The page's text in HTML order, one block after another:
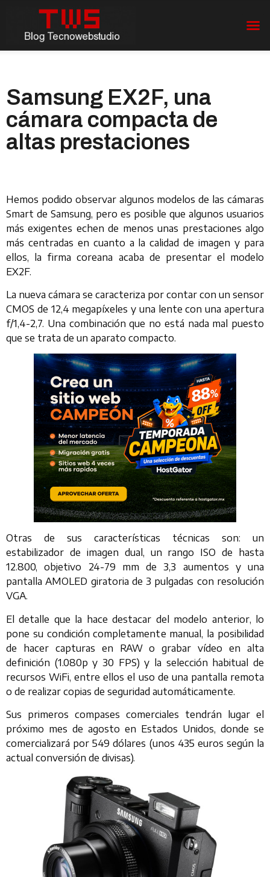
Samsung EX2F, una
cámara compacta de
altas prestaciones
Hemos podido observar algunos modelos de las cámaras
Smart de Samsung, pero es posible que algunos usuarios
más exigentes echen de menos unas prestaciones algo
más centradas en cuanto a la calidad de imagen y para
ellos, la firma coreana acaba de presentar el modelo
EX2F.
La nueva cámara se caracteriza por contar con un sensor
CMOS de 12,4 megapíxeles y una lente con una apertura
f/1,4-2,7. Una combinación que no está nada mal puesto
que se trata de un aparato compacto.
Otras de sus características técnicas son: un
estabilizador de imagen dual, un rango ISO de hasta
12.800, objetivo 24-79 mm de 3,3 aumentos y una
pantalla AMOLED giratoria de 3 pulgadas con resolución
VGA.
El detalle que la hace destacar del modelo anterior, lo
pone su condición completamente manual, la posibilidad
de hacer capturas en RAW o grabar vídeo en alta
definición (1.080p y 30 FPS) y la selección habitual de
recursos WiFi, entre ellos el uso de una pantalla remota
o de realizar copias de seguridad automáticamente.
Sus primeros compases comerciales tendrán lugar el
próximo mes de agosto en Estados Unidos, donde se
comercializará por 549 dólares (unos 435 euros según la
actual conversión de divisas).